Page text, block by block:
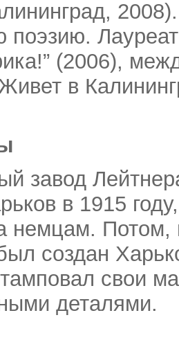
поэзию.
(2006),
в
завод
в 1915
немцам. Потом,
создан
свои
деталями.